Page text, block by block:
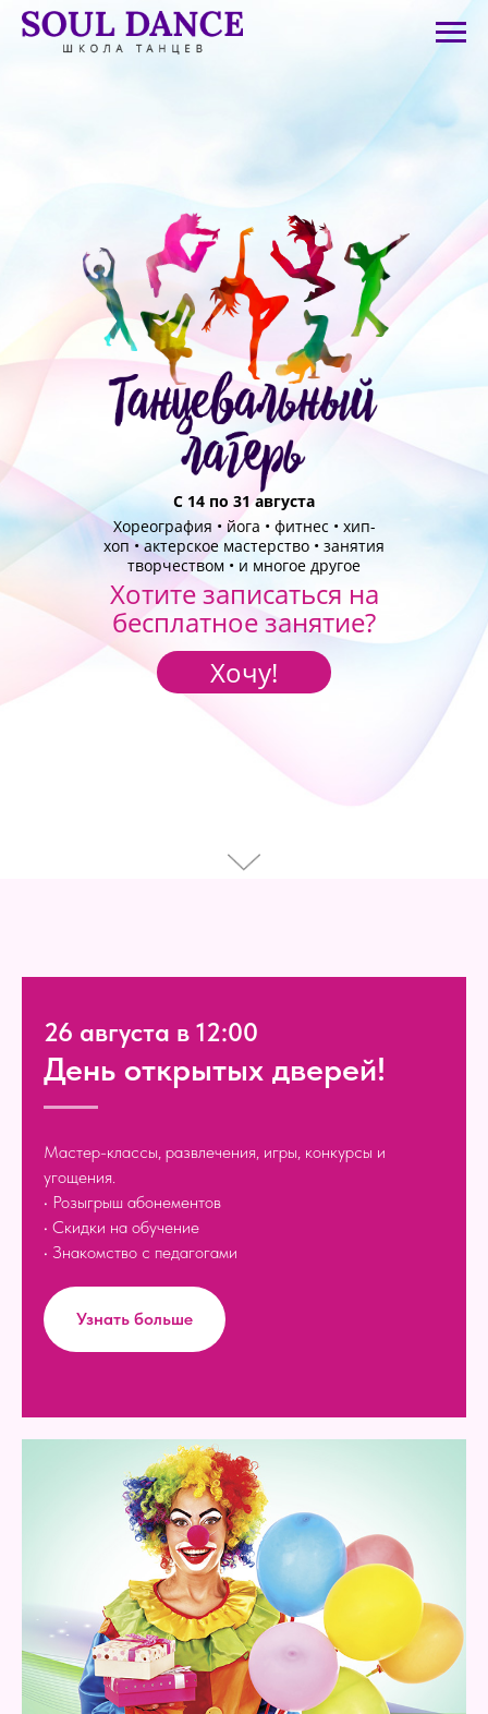
Хореография • йога • фитнес • хип-
хоп • актерское мастерство • занятия
творчеством • и многое другое
Хотите записаться на
бесплатное занятие?
Хочу!
С 14 по 31 августа
26 августа в 12:00
День открытых дверей!
Мастер-классы, развлечения, игры, конкурсы и
угощения.
• Розыгрыш абонементов
• Скидки на обучение
• Знакомство с педагогами
Узнать больше